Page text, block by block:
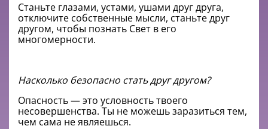
Станьте глазами, устами, ушами друг друга,
отключите собственные мысли, станьте друг
другом, чтобы познать Свет в его
многомерности.
Насколько безопасно стать друг другом?
Опасность — это условность твоего
несовершенства. Ты не можешь заразиться тем,
чем сама не являешься.